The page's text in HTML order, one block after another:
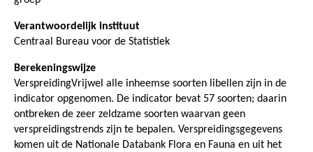
Verantwoordelijk instituut
Centraal Bureau voor de Statistiek
Berekeningswijze
VerspreidingVrijwel alle inheemse soorten libellen zijn in de
indicator opgenomen. De indicator bevat 57 soorten; daarin
ontbreken de zeer zeldzame soorten waarvan geen
verspreidingstrends zijn te bepalen. Verspreidingsgegevens
komen uit de Nationale Databank Flora en Fauna en uit het